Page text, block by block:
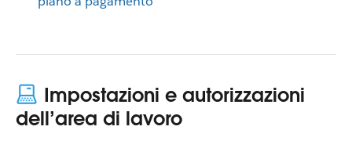
Impostazioni e autorizzazioni
dell’area di lavoro